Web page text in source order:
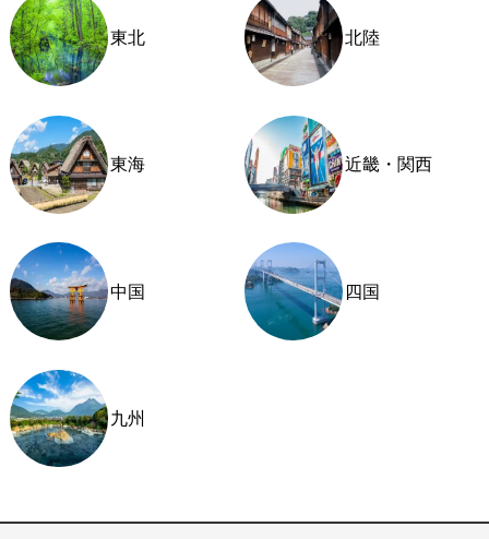
東北 北陸
東海 近畿・関西
中国 四国
九州